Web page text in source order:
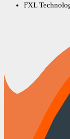
FXL